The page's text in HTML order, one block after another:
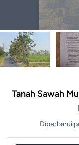
Tanah Sawah
Diperbarui